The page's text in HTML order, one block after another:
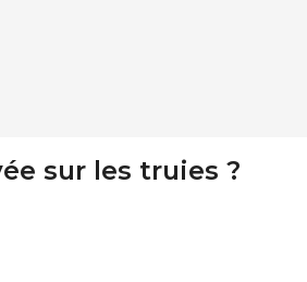
sur les truies ?